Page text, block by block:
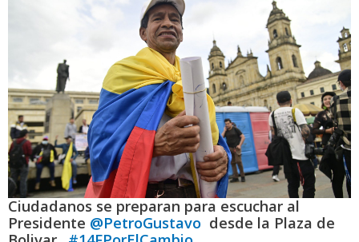
Ciudadanos se preparan para escuchar al
Presidente @PetroGustavo desde la Plaza de